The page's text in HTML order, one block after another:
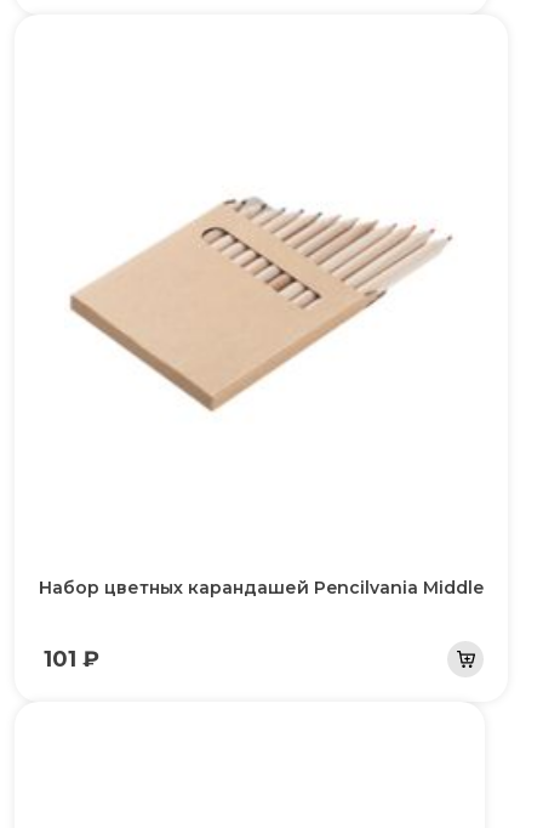
Набор цветных карандашей Pencilvania Middle
101 ₽